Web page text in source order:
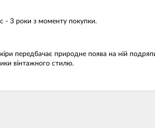
- 3 роки з моменту покупки.
передбачає природне поява на ній
вінтажного стилю.